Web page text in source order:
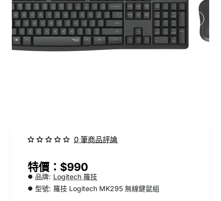
0 筆商品評論
$990
品牌: Logitech 羅技
型號: 羅技 Logitech MK295 無線鍵鼠組